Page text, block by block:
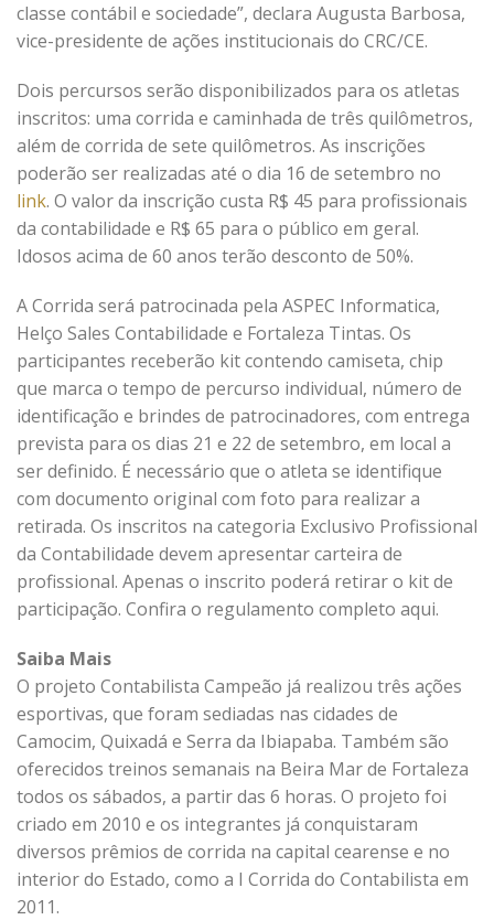
classe contábil e sociedade”, declara Augusta Barbosa,
vice-presidente de ações institucionais do CRC/CE.
Dois percursos serão disponibilizados para os atletas
inscritos: uma corrida e caminhada de três quilômetros,
além de corrida de sete quilômetros. As inscrições
poderão ser realizadas até o dia 16 de setembro no
link. O valor da inscrição custa R$ 45 para profissionais
da contabilidade e R$ 65 para o público em geral.
Idosos acima de 60 anos terão desconto de 50%.
A Corrida será patrocinada pela ASPEC Informatica,
Helço Sales Contabilidade e Fortaleza Tintas. Os
participantes receberão kit contendo camiseta, chip
que marca o tempo de percurso individual, número de
identificação e brindes de patrocinadores, com entrega
prevista para os dias 21 e 22 de setembro, em local a
ser definido. É necessário que o atleta se identifique
com documento original com foto para realizar a
retirada. Os inscritos na categoria Exclusivo Profissional
da Contabilidade devem apresentar carteira de
profissional. Apenas o inscrito poderá retirar o kit de
participação. Confira o regulamento completo aqui.
Saiba Mais
O projeto Contabilista Campeão já realizou três ações
esportivas, que foram sediadas nas cidades de
Camocim, Quixadá e Serra da Ibiapaba. Também são
oferecidos treinos semanais na Beira Mar de Fortaleza
todos os sábados, a partir das 6 horas. O projeto foi
criado em 2010 e os integrantes já conquistaram
diversos prêmios de corrida na capital cearense e no
interior do Estado, como a I Corrida do Contabilista em
2011.